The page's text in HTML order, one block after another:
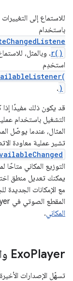
للاستماع إلى
باستخدام
r(). وبالمثل،
استخدِم
)
.
قد يكون ذلك مفيدًا إذا
التشغيل باستخدام
المثال، عندما يوصّل
تشير عملية معاودة
التوزيع المكاني
يمكنك تعديل منطق
مع الإمكانات
المقطع الصوتي في ExoPlayer، راجِع قسم
المكاني.
ExoPlayer والصوت المكاني